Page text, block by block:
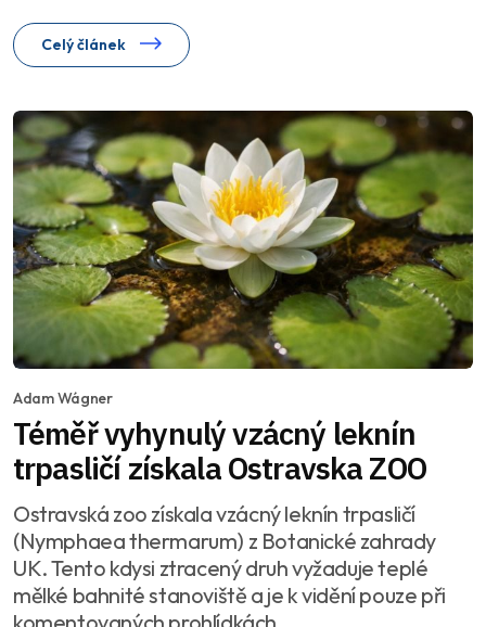
Celý článek
Adam Wágner
Téměř vyhynulý vzácný leknín
trpasličí získala Ostravska ZOO
Ostravská zoo získala vzácný leknín trpasličí
(Nymphaea thermarum) z Botanické zahrady
UK. Tento kdysi ztracený druh vyžaduje teplé
mělké bahnité stanoviště a je k vidění pouze při